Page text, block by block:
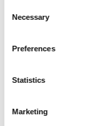
Selection
Necessary
Preferences
Statistics
Marketing
Stroomverbruik
Tijd opnieuw